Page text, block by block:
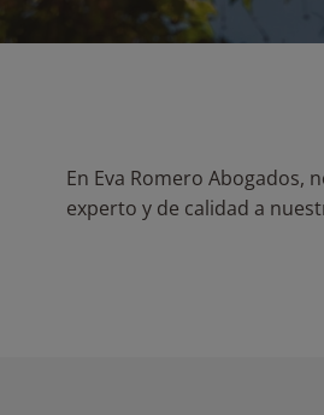
En Eva Romero Abogados,
experto y de calidad a